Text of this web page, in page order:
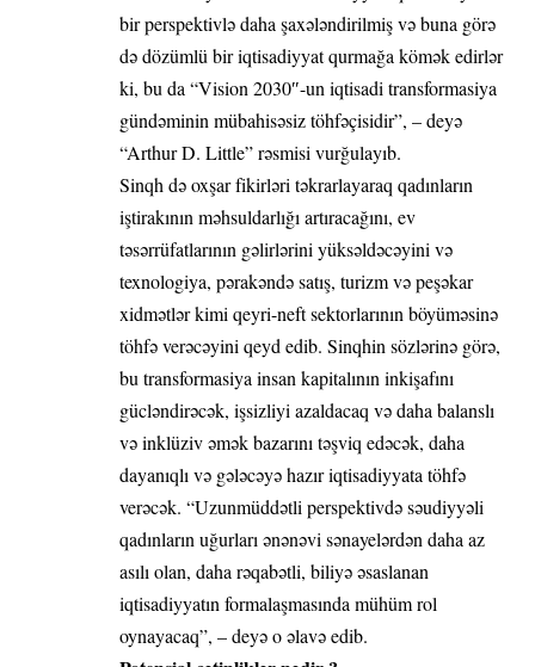
bir perspektivlə daha şaxələndirilmiş və buna görə
də dözümlü bir iqtisadiyyat qurmağa kömək edirlər
ki, bu da “Vision 2030″-un iqtisadi transformasiya
gündəminin mübahisəsiz töhfəçisidir”, – deyə
“Arthur D. Little” rəsmisi vurğulayıb.
Sinqh də oxşar fikirləri təkrarlayaraq qadınların
iştirakının məhsuldarlığı artıracağını, ev
təsərrüfatlarının gəlirlərini yüksəldəcəyini və
texnologiya, pərakəndə satış, turizm və peşəkar
xidmətlər kimi qeyri-neft sektorlarının böyüməsinə
töhfə verəcəyini qeyd edib. Sinqhin sözlərinə görə,
bu transformasiya insan kapitalının inkişafını
gücləndirəcək, işsizliyi azaldacaq və daha balanslı
və inklüziv əmək bazarını təşviq edəcək, daha
dayanıqlı və gələcəyə hazır iqtisadiyyata töhfə
verəcək. “Uzunmüddətli perspektivdə səudiyyəli
qadınların uğurları ənənəvi sənayelərdən daha az
asılı olan, daha rəqabətli, biliyə əsaslanan
iqtisadiyyatın formalaşmasında mühüm rol
oynayacaq”, – deyə o əlavə edib.